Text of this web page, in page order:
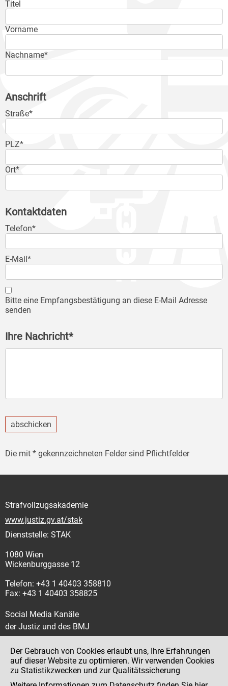
Titel
Vorname
Nachname*
Anschrift
Straße*
PLZ*
Ort*
Kontaktdaten
Telefon*
E-Mail*
Bitte eine Empfangsbestätigung an diese E-Mail Adresse
senden
Ihre Nachricht*
abschicken
Die mit * gekennzeichneten Felder sind Pflichtfelder
Strafvollzugsakademie
www.justiz.gv.at/stak
Dienststelle: STAK
1080 Wien
Wickenburggasse 12
Telefon: +43 1 40403 358810
Fax: +43 1 40403 358825
Social Media Kanäle
der Justiz und des BMJ
Impressum
Der Gebrauch von Cookies erlaubt uns, Ihre Erfahrungen
auf dieser Website zu optimieren. Wir verwenden Cookies
zu Statistikzwecken und zur Qualitätssicherung